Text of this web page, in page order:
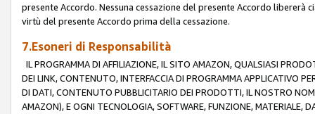
presente Accordo. Nessuna cessazione del presente Accordo
virtù del presente Accordo prima della cessazione.
7.Esoneri di Responsabilità
IL PROGRAMMA DI AFFILIAZIONE, IL SITO AMAZON, QUALSIASI
DEI LINK, CONTENUTO, INTERFACCIA DI PROGRAMMA APPLICATIVO
DI DATI, CONTENUTO PUBBLICITARIO DEI PRODOTTI, IL NOSTRO
AMAZON), E OGNI TECNOLOGIA, SOFTWARE, FUNZIONE, MATERIALE,